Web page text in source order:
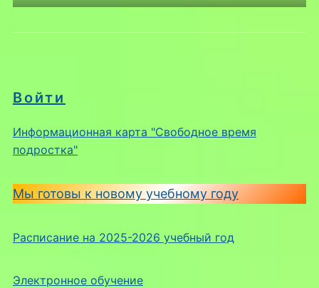
Войти
Информационная карта "Свободное время
подростка"
Мы готовы к новому учебному году
Расписание на 2025-2026 учебный год
Электронное обучение